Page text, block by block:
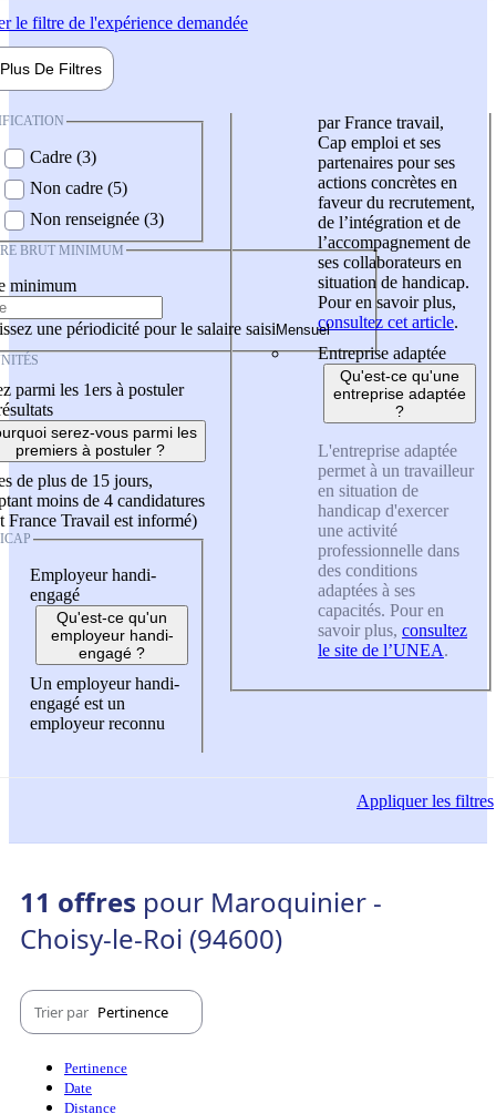
le filtre de l'expérience demandée
Plus De Filtres
Cadre (3)
Non cadre (5)
Non renseignée (3)
BRUT MINIMUM
minimum
une périodicité pour le salaire saisi
parmi les 1ers à postuler
serez-vous parmi les
premiers à postuler ?
de plus de 15 jours,
moins de 4 candidatures
France Travail est informé)
Employeur handi-
engagé
Qu'est-ce qu'un
employeur handi-
engagé ?
Un employeur handi-
engagé est un
employeur reconnu
par France travail,
Cap emploi et ses
partenaires pour ses
actions concrètes en
faveur du recrutement,
de l’intégration et de
l’accompagnement de
ses collaborateurs en
situation de handicap.
Pour en savoir plus,
consultez cet article.
Entreprise adaptée
Qu'est-ce qu'une
entreprise adaptée
?
L'entreprise adaptée
permet à un travailleur
en situation de
handicap d'exercer
une activité
professionnelle dans
des conditions
adaptées à ses
capacités. Pour en
savoir plus, consultez
le site de l’UNEA.
Appliquerles filtres
11 offres pour Maroquinier -
Choisy-le-Roi (94600)
Trier par Pertinence
Pertinence
Date
Distance